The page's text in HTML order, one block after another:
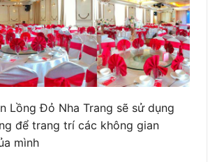
Lồng Đỏ Nha Trang sẽ sử dụng
để trang trí các không gian
mình